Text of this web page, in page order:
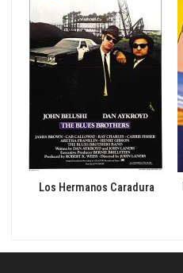
Los Hermanos Caradura